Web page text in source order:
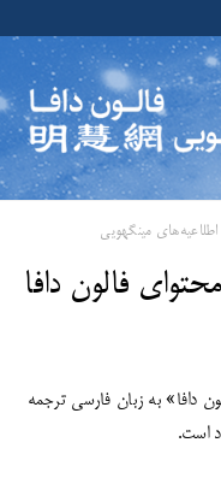
اطلاعیه‌های مینگهویی
فالون دافا
دافا» به زبان فارسی ترجمه
است.